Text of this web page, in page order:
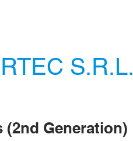
S.R.L.
(2nd Generation)